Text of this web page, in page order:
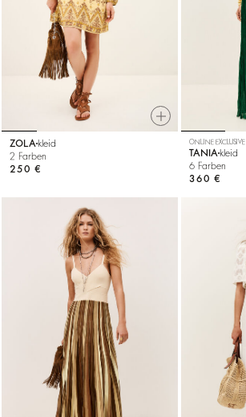
ZOLA kleid
2 Farben
250 €
ONLINE EXCLUSIVE
TANIA kleid
6 Farben
360 €